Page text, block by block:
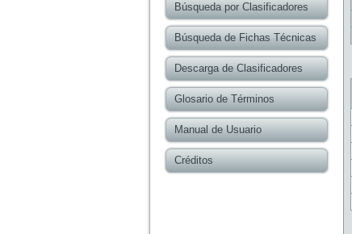
Búsqueda por Clasificadores
Búsqueda de Fichas Técnicas
Descarga de Clasificadores
Glosario de Términos
Manual de Usuario
Créditos